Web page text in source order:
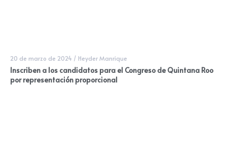
20 de marzo de 2024 / Heyder Manrique
Inscriben a los candidatos para el Congreso de Quintana Roo
por representación proporcional